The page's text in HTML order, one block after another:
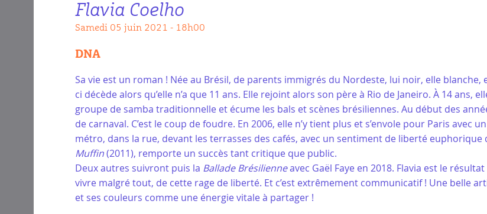
Flavia Coelho
samedi 05 juin 2021 - 18h00
DNA
Sa vie est un roman ! Née au Brésil, de parents immigrés du Nordeste, lui noir, elle blanche,
ci décède alors qu’elle n’a que 11 ans. Elle rejoint alors son père à Rio de Janeiro. À 14
groupe de samba traditionnelle et écume les bals et scènes brésiliennes. Au début des
de carnaval. C’est le coup de foudre. En 2006, elle n’y tient plus et s’envole pour Paris avec
métro, dans la rue, devant les terrasses des cafés, avec un sentiment de liberté
Muffin(2011), remporte un succès tant critique que public.
Deux autres suivront puis la Ballade Brésilienneavec Gaël Faye en 2018. Flavia est le
vivre malgré tout, de cette rage de liberté. Et c’est extrêmement communicatif ! Une belle
et ses couleurs comme une énergie vitale à partager !